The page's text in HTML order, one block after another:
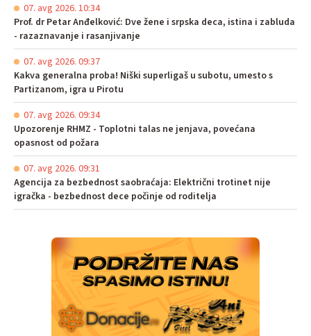
07. avg 2026. 10:34
Prof. dr Petar Anđelković: Dve žene i srpska deca, istina i zabluda
- razaznavanje i rasanjivanje
07. avg 2026. 09:37
Kakva generalna proba! Niški superligaš u subotu, umesto s
Partizanom, igra u Pirotu
07. avg 2026. 09:34
Upozorenje RHMZ - Toplotni talas ne jenjava, povećana
opasnost od požara
07. avg 2026. 09:31
Agencija za bezbednost saobraćaja: Električni trotinet nije
igračka - bezbednost dece počinje od roditelja